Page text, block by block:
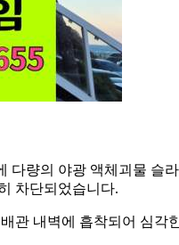
다량의 야광 액체괴물 슬
차단되었습니다.
관 내벽에 흡착되어 심각